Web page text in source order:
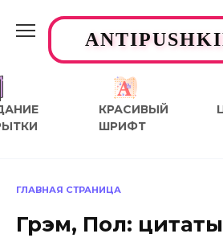
содержанию
КРАСИВЫЙ
ШРИФТ
ГЛАВНАЯ СТРАНИЦА
Грэм, Пол: цитаты